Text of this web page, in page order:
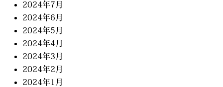
2024年7月
2024年6月
2024年5月
2024年4月
2024年3月
2024年2月
2024年1月